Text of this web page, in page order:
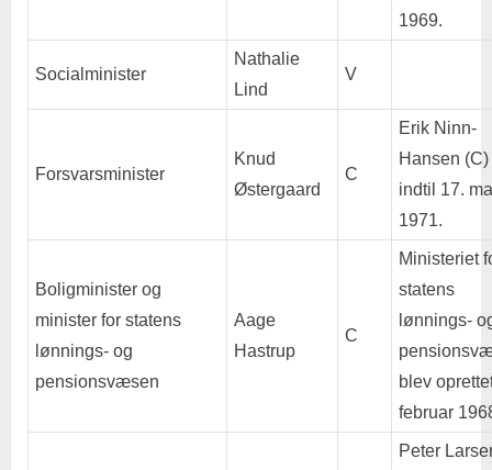
1969.
Socialminister
Nathalie
Lind
V
Forsvarsminister
Knud
Østergaard
C
Erik Ninn-
Hansen (C)
indtil 17.
1971.
Boligminister og
minister for statens
lønnings- og
pensionsvæsen
Aage
Hastrup
C
Ministeriet
statens
lønnings-
blev
februar
Peter